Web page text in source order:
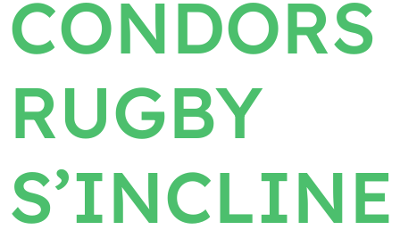
CONDORS
RUGBY
S’INCLINE